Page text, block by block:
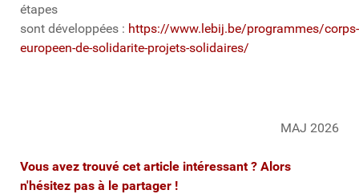
étapes
sont développées : https://www.lebij.be/programmes/corps-
europeen-de-solidarite-projets-solidaires/
MAJ 2026
Vous avez trouvé cet article intéressant ? Alors
n'hésitez pas à le partager !